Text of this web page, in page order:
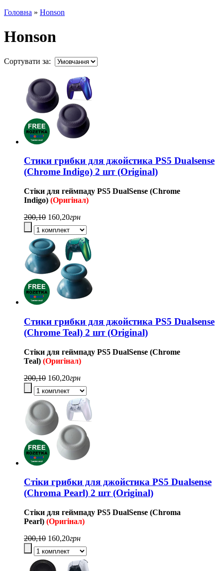
Головна » Honson
Honson
Сортувати за:
Стики грибки для джойстика PS5 Dualsense
(Chrome Indigo) 2 шт (Original)
Стіки для геймпаду PS5 DualSense (Chrome
Indigo) (Оригінал)
200,10 160,20грн
Стики грибки для джойстика PS5 Dualsense
(Chrome Teal) 2 шт (Original)
Стіки для геймпаду PS5 DualSense (Chrome
Teal) (Оригінал)
200,10 160,20грн
Стіки грибки для джойстика PS5 Dualsense
(Chroma Pearl) 2 шт (Original)
Стіки для геймпаду PS5 DualSense (Chroma
Pearl) (Оригінал)
200,10 160,20грн